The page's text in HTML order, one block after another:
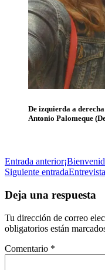
De izquierda a
Antonio Palomeque
Navegación
de
entradas
Entrada anterior
Siguiente entrada
Deja una respuesta
Tu dirección de correo
obligatorios están
Comentario *